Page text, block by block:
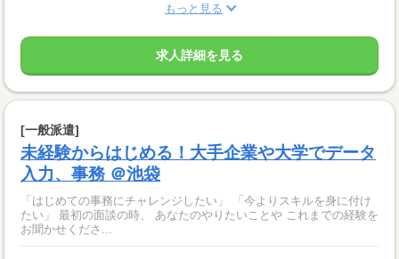
もっと見る
求人詳細を見る
[一般派遣]
未経験からはじめる！大手企業や大学でデータ
入力、事務 ＠池袋
「はじめての事務にチャレンジしたい」 「今よりスキルを身に付け
たい」 最初の面談の時、 あなたのやりたいことや これまでの経験を
お聞かせくださ...